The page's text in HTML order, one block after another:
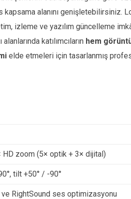
kapsama alanını genişletebilirsiniz.
izleme ve yazılım güncelleme
katılımcıların hem
elde etmeleri için tasarlanmış
zoom (5× optik + 3× dijital)
tilt +50° / -90°
RightSound ses optimizasyonu